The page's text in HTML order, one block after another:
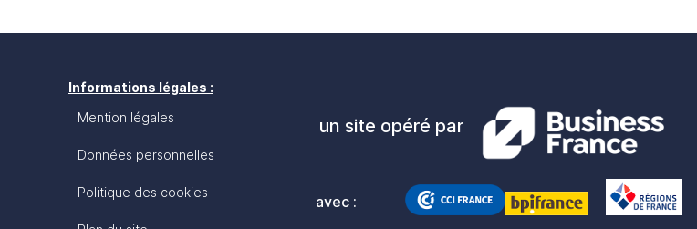
Informations légales :
Mention légales
Données personnelles
Politique des cookies
un site opéré par
avec :